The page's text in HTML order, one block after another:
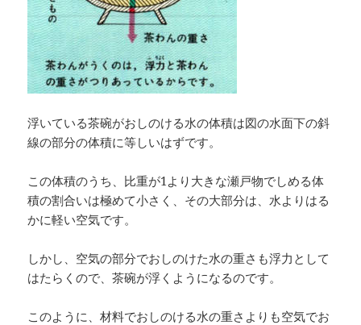
浮いている茶碗がおしのける水の体積は図の水面下の斜
線の部分の体積に等しいはずです。
この体積のうち、比重が1より大きな瀬戸物でしめる体
積の割合いは極めて小さく、その大部分は、水よりはる
かに軽い空気です。
しかし、空気の部分でおしのけた水の重さも浮力として
はたらくので、茶碗が浮くようになるのです。
このように、材料でおしのける水の重さよりも空気でお